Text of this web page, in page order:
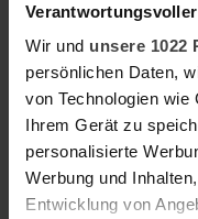
Wir und unsere 1022
persönlichen Daten,
von Technologien
Ihrem Gerät zu
personalisierte
Werbung und
Entwicklung von
Salutation *
First name *